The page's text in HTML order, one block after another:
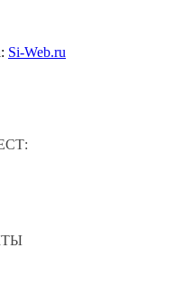
Si-Web.ru